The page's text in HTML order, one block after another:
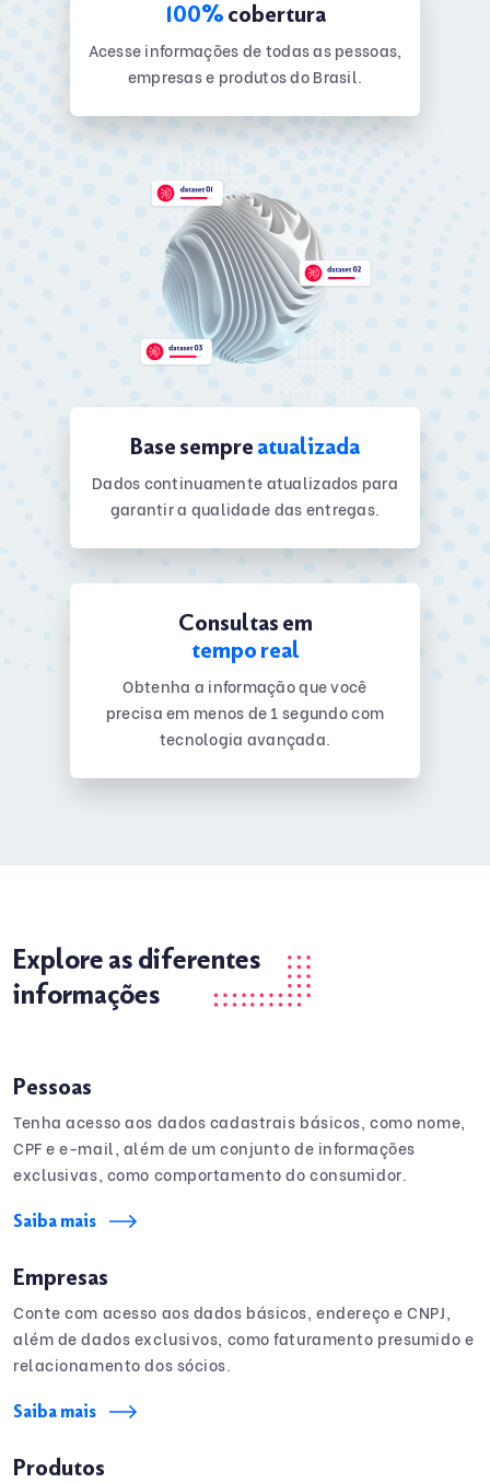
100% cobertura
Acesse informações de todas as pessoas,
empresas e produtos do Brasil.
Base sempre atualizada
Dados continuamente atualizados para
garantir a qualidade das entregas.
Consultas em
tempo real
Obtenha a informação que você
precisa em menos de 1 segundo com
tecnologia avançada.
Pessoas
Tenha acesso aos dados cadastrais básicos, como nome,
CPF e e-mail, além de um conjunto de informações
exclusivas, como comportamento do consumidor.
Saiba mais
Empresas
Conte com acesso aos dados básicos, endereço e CNPJ,
além de dados exclusivos, como faturamento presumido e
relacionamento dos sócios.
Saiba mais
Produtos
Explore as diferentes
informações